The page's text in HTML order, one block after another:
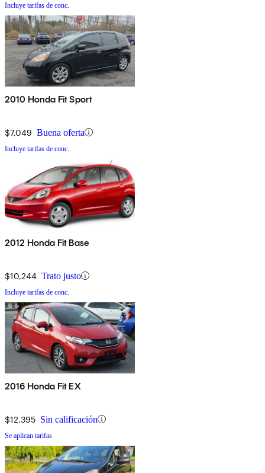
Incluye tarifas de conc.
2010 Honda Fit Sport
$7,049 Buena oferta
Incluye tarifas de conc.
2012 Honda Fit Base
$10,244 Trato justo
Incluye tarifas de conc.
2016 Honda Fit EX
$12,395 Sin calificación
Se aplican tarifas